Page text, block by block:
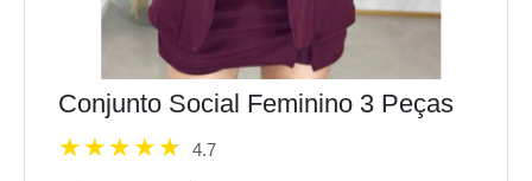
Conjunto Social Feminino 3 Peças
4.7